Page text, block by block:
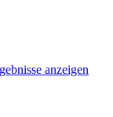
anzeigen